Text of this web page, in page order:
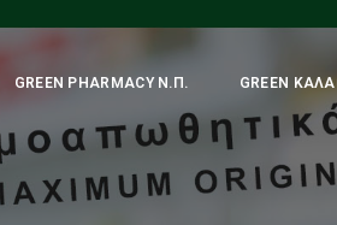
GREEN PHARMACY Ν.Π. GREEN